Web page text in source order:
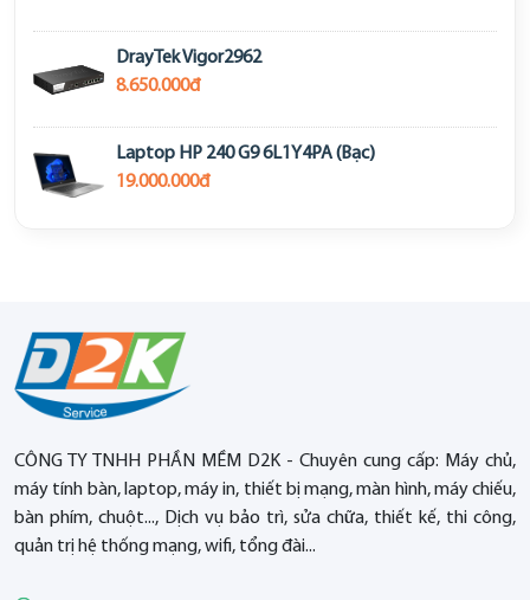
DrayTek Vigor2962
8.650.000đ
Laptop HP 240 G9 6L1Y4PA (Bạc)
19.000.000đ
CÔNG TY TNHH PHẦN MỀM D2K - Chuyên cung cấp: Máy chủ,
máy tính bàn, laptop, máy in, thiết bị mạng, màn hình, máy chiếu,
bàn phím, chuột..., Dịch vụ bảo trì, sửa chữa, thiết kế, thi công,
quản trị hệ thống mạng, wifi, tổng đài...